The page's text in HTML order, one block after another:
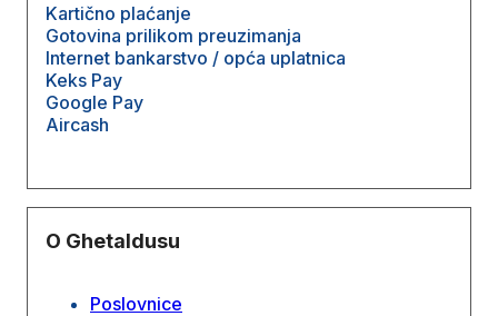
Kartično plaćanje
Gotovina prilikom preuzimanja
Internet bankarstvo / opća uplatnica
Keks Pay
Google Pay
Aircash
O Ghetaldusu
Poslovnice